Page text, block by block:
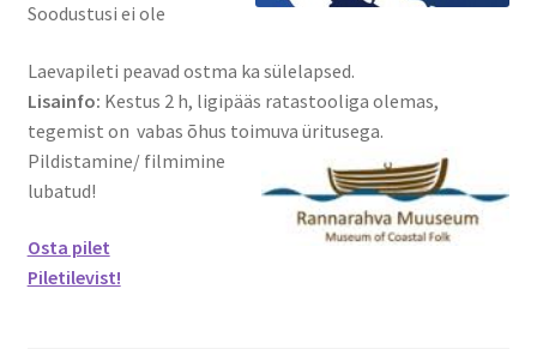
Soodustusi ei ole
Laevapileti peavad ostma ka sülelapsed.
Lisainfo: Kestus 2 h, ligipääs ratastooliga olemas,
tegemist on vabas õhus toimuva üritusega.
Pildistamine/ filmimine
lubatud!
Osta pilet
Piletilevist!